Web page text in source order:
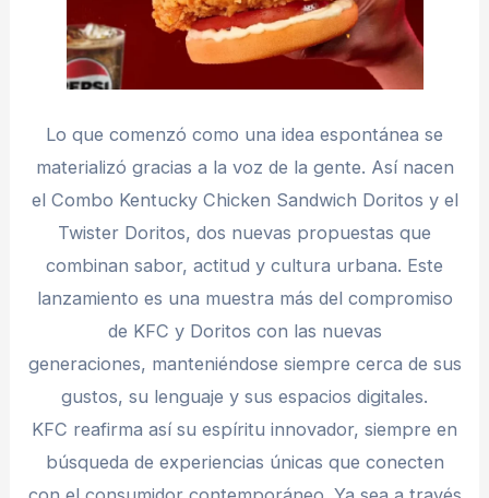
Lo que comenzó como una idea espontánea se
materializó gracias a la voz de la gente. Así nacen
el Combo Kentucky Chicken Sandwich Doritos y el
Twister Doritos, dos nuevas propuestas que
combinan sabor, actitud y cultura urbana. Este
lanzamiento es una muestra más del compromiso
de KFC y Doritos con las nuevas
generaciones, manteniéndose siempre cerca de sus
gustos, su lenguaje y sus espacios digitales.
KFC reafirma así su espíritu innovador, siempre en
búsqueda de experiencias únicas que conecten